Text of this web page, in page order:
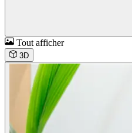
Tout afficher
3D